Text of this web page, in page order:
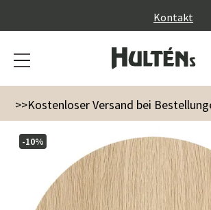
Kontakt
>>Kostenloser Versand bei
Möbel Stühle Esstühle Sm52
-10%